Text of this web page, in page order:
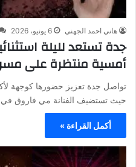
هاني احمد الجهني 6 يونيو، 2026
جدة تستعد لليلة
أمسية منتظرة على
تواصل جدة تعزيز حضورها كوجهة
حيث تستضيف الفنانة مي فاروق في 12 يونيو أمسية طربية…
أكمل القراءة »